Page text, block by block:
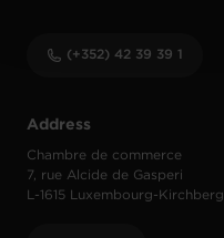
Address
Chambre de commerce
7, rue Alcide de Gasperi
L-1615 Luxembourg-Kirchberg
(+352) 42 39 39 1